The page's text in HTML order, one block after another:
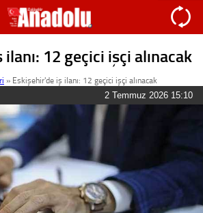
12 geçici işçi alınacak
» Eskişehir'de iş ilanı: 12 geçici işçi alınacak
2 Temmuz 2026 15:10